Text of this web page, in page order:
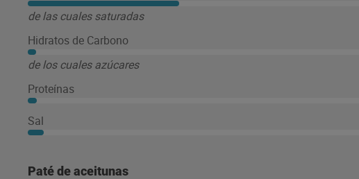
de las cuales saturadas
Hidratos de Carbono
de los cuales azúcares
Proteínas
Sal
Paté de aceitunas